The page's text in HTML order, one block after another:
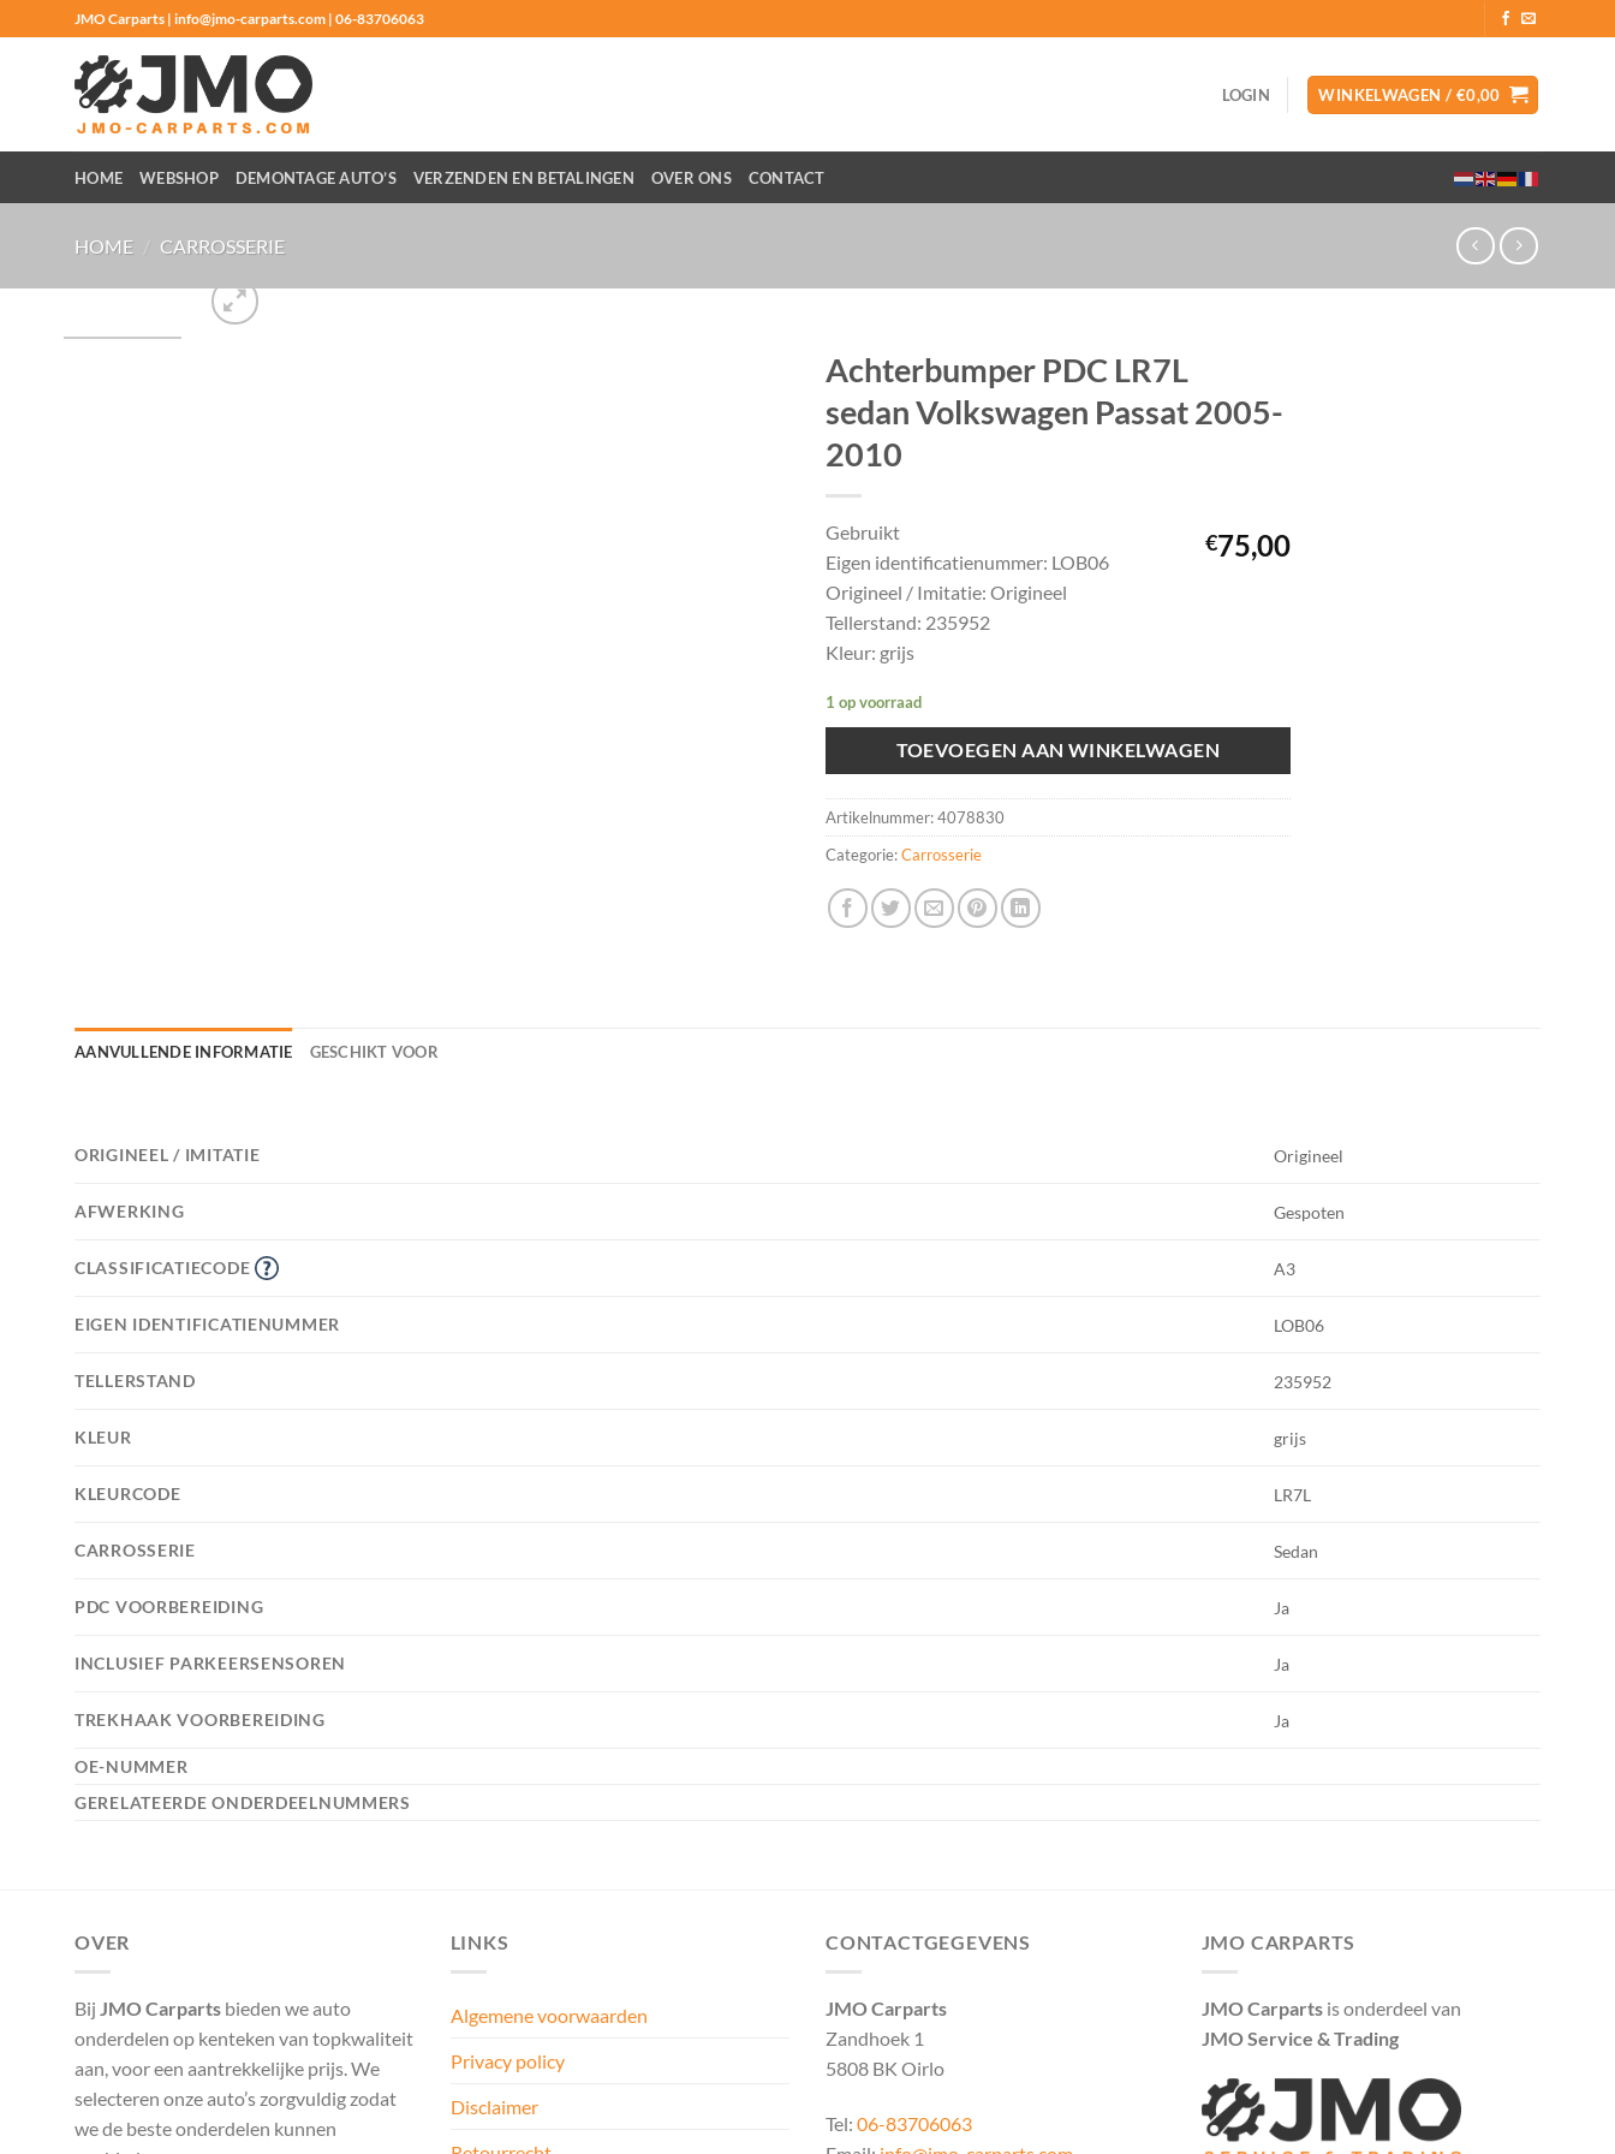
naar
JMO Carparts | info@jmo-carparts.com | 06-83706063
LOGIN WINKELWAGEN / €0,00
HOME WEBSHOP DEMONTAGE AUTO’S VERZENDEN EN BETALINGEN OVER ONS CONTACT
HOME / CARROSSERIE
Achterbumper PDC LR7L
sedan Volkswagen Passat 2005-
2010
€75,00
Gebruikt
Eigen identificatienummer: LOB06
Origineel / Imitatie: Origineel
Tellerstand: 235952
Kleur: grijs
1 op voorraad
TOEVOEGEN AAN WINKELWAGEN
Artikelnummer:4078830
Categorie:Carrosserie
AANVULLENDE INFORMATIE GESCHIKT VOOR
ORIGINEEL / IMITATIE Origineel
AFWERKING Gespoten
CLASSIFICATIECODE A3
EIGEN IDENTIFICATIENUMMER LOB06
TELLERSTAND 235952
KLEUR grijs
KLEURCODE LR7L
CARROSSERIE Sedan
PDC VOORBEREIDING Ja
INCLUSIEF PARKEERSENSOREN Ja
TREKHAAK VOORBEREIDING Ja
OE-NUMMER
GERELATEERDE ONDERDEELNUMMERS
OVER
Bij JMO Carparts bieden we auto
onderdelen op kenteken van topkwaliteit
aan, voor een aantrekkelijke prijs. We
selecteren onze auto’s zorgvuldig zodat
we de beste onderdelen kunnen
LINKS
Algemene voorwaarden
Privacy policy
Disclaimer
CONTACTGEGEVENS
JMO Carparts
Zandhoek 1
5808 BK Oirlo
Tel: 06-83706063
JMO CARPARTS
JMO Carpartsis onderdeel van
JMO Service & Trading